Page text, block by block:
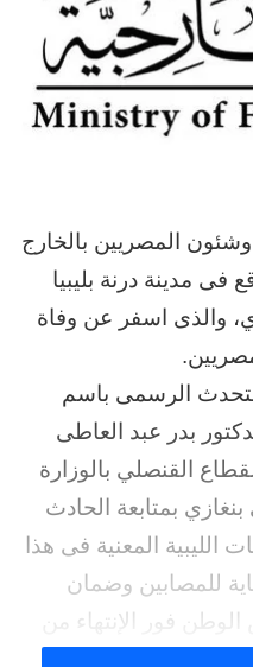
وشئون المصريين بالخارج
فى مدينة درنة بليبيا
الجاري، والذى اسفر عن وفاة
الرسمى باسم
بدر عبد العاطى
القنصلي بالوزارة
بمتابعة الحادث
المعنية فى هذا
للمصابين وضمان
فور الإنتهاء من